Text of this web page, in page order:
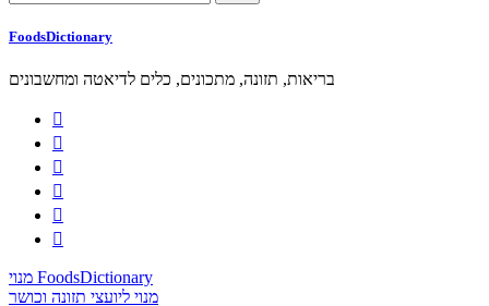
FoodsDictionary
בריאות, תזונה, מתכונים, כלים לדיאטה ומחשבונים






מנוי FoodsDictionary
מנוי ליועצי תזונה וכושר